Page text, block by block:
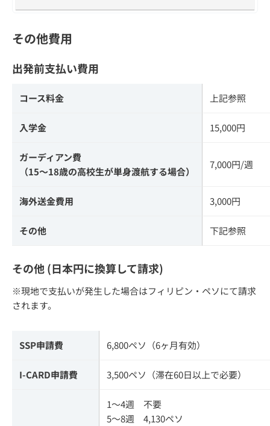
その他費用
出発前支払い費用
コース料金 上記参照
入学金 15,000円
ガーディアン費
（15～18歳の高校生が単身渡航する場合）
7,000円/週
海外送金費用 3,000円
その他 下記参照
その他 (日本円に換算して請求)
※現地で支払いが発生した場合はフィリピン・ペソにて請求
されます。
SSP申請費 6,800ペソ（6ヶ月有効）
I-CARD申請費 3,500ペソ（滞在60日以上で必要）
1～4週 不要
5～8週 4,130ペソ